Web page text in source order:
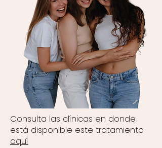
Consulta las clínicas en donde
está disponible este tratamiento
aquí